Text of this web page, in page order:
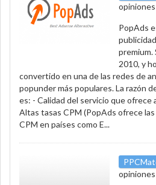
opiniones
PopAds
premium.
2010, y
convertido en una de las redes de
popunder más populares. La razón
es: - Calidad del servicio que ofrece
Altas tasas CPM (PopAds ofrece
CPM en países como E...
opiniones